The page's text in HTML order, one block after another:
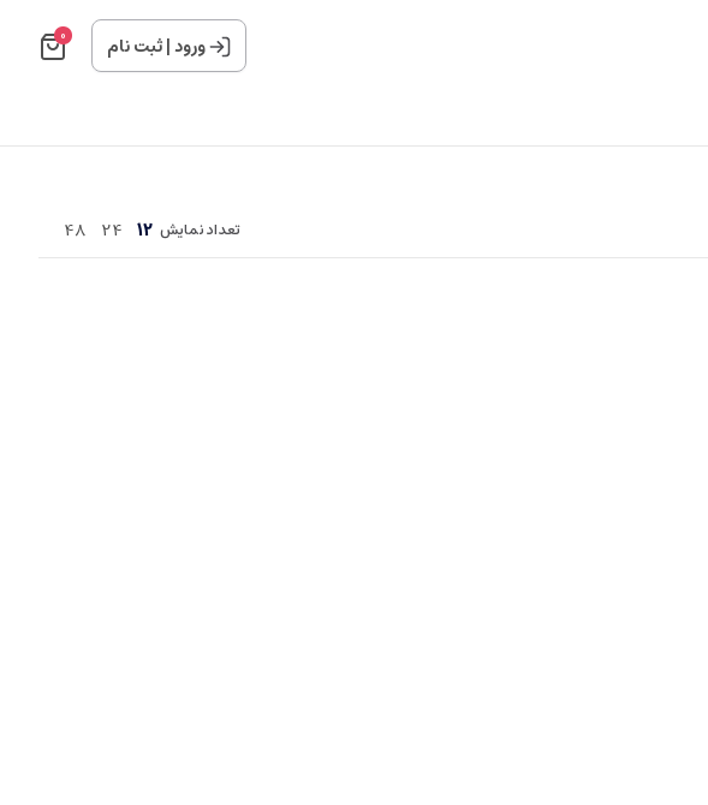
ورود|ثبت نام 0
تعداد نمایش 12
24
48